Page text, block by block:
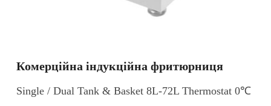
Комерційна індукційна фритюрниця
Single / Dual Tank & Basket 8L-72L Thermostat 0℃